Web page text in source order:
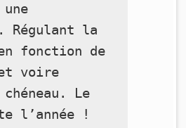
Régulant la
fonction de
voire
Le
l’année !